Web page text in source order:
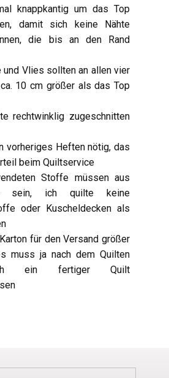
knappkantig um das Top
damit sich keine Nähte
die bis an den Rand
und Vlies sollten an allen vier
10 cm größer als das Top
rechtwinklig zugeschnitten
vorheriges Heften nötig, das
beim Quiltservice
Stoffe müssen aus
sein, ich quilte keine
oder Kuscheldecken als
für den Versand größer
muss ja nach dem Quilten
ein fertiger Quilt